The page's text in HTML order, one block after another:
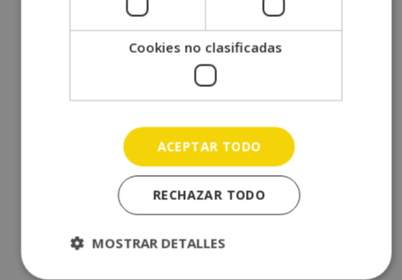
marzo 2022
diciembre 2021
noviembre 2021
octubre 2021
septiembre 2021
agosto 2021
julio 2021
Cookies no clasificadas
ACEPTAR TODO
RECHAZAR TODO
MOSTRAR DETALLES